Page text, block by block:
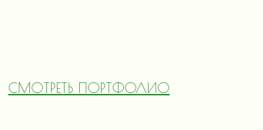
СМОТРЕТЬ ПОРТФОЛИО